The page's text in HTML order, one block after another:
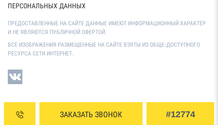
ЗАКАЗАТЬ ЗВОНОК #12774
ПЕРСОНАЛЬНЫХ ДАННЫХ
ПРЕДОСТАВЛЕННЫЕ НА САЙТЕ ДАННЫЕ ИМЕЮТ ИНФОРМАЦИОННЫЙ ХАРАКТЕР
И НЕ ЯВЛЯЮТСЯ ПУБЛИЧНОЙ ОФЕРТОЙ.
ВСЕ ИЗОБРАЖЕНИЯ РАЗМЕЩЕННЫЕ НА САЙТЕ ВЗЯТЫ ИЗ ОБЩЕ-ДОСТУПНОГО
РЕСУРСА СЕТИ ИНТЕРНЕТ.